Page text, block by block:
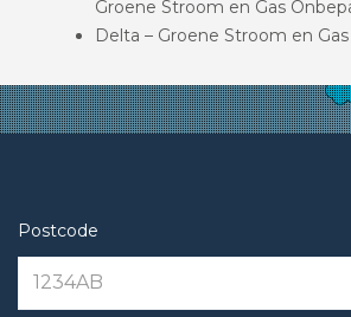
Groene Stroom en Gas
Delta – Groene Stroom en Gas
Postcode